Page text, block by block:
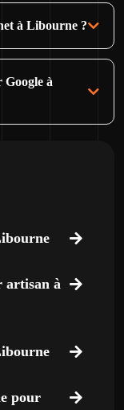
à Libourne ?
Google à
artisan à
pour